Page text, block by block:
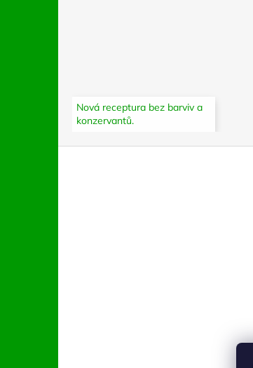
Nová receptura bez barviv a
konzervantů.